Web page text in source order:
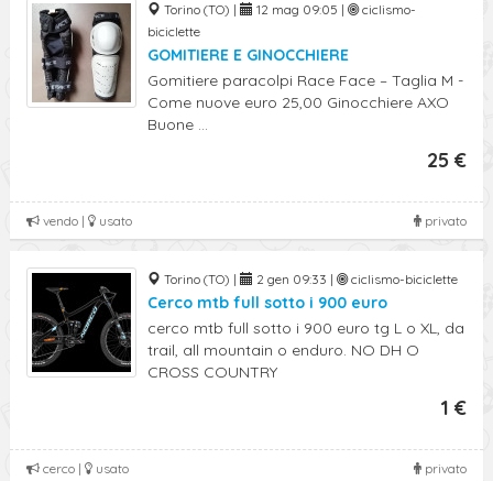
Torino (TO) | 12 mag 09:05 |
ciclismo-
biciclette
GOMITIERE E GINOCCHIERE
Gomitiere paracolpi Race Face – Taglia M -
Come nuove euro 25,00 Ginocchiere AXO
Buone ...
25 €
privato
vendo | usato
Torino (TO) | 2 gen 09:33 | ciclismo-biciclette
Cerco mtb full sotto i 900 euro
cerco mtb full sotto i 900 euro tg L o XL, da
trail, all mountain o enduro. NO DH O
CROSS COUNTRY
1 €
privato
cerco | usato